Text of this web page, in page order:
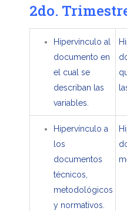
2do.
Hipervínculo al
documento en
el cual se
describan las
variables.
Hipervínculo a
los
documentos
técnicos,
metodológicos
y normativos.